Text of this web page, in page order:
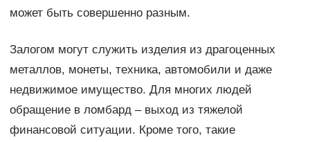
может быть совершенно разным.
Залогом могут служить изделия из драгоценных
металлов, монеты, техника, автомобили и даже
недвижимое имущество. Для многих людей
обращение в ломбард – выход из тяжелой
финансовой ситуации. Кроме того, такие